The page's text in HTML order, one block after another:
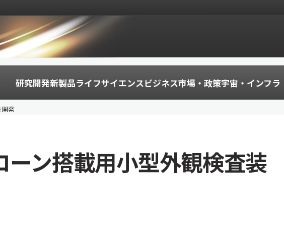
研究開発新製品ライフサイエンスビジネス市場・政策宇宙・インフラ
開発
ーン搭載用小型外観検査装